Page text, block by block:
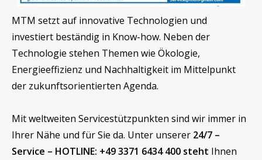
MTM setzt auf innovative Technologien und
investiert beständig in Know-how. Neben der
Technologie stehen Themen wie Ökologie,
Energieeffizienz und Nachhaltigkeit im Mittelpunkt
der zukunftsorientierten Agenda.
Mit weltweiten Servicestützpunkten sind wir immer in
Ihrer Nähe und für Sie da. Unter unserer 24/7 –
Service – HOTLINE: +49 3371 6434 400 steht Ihnen